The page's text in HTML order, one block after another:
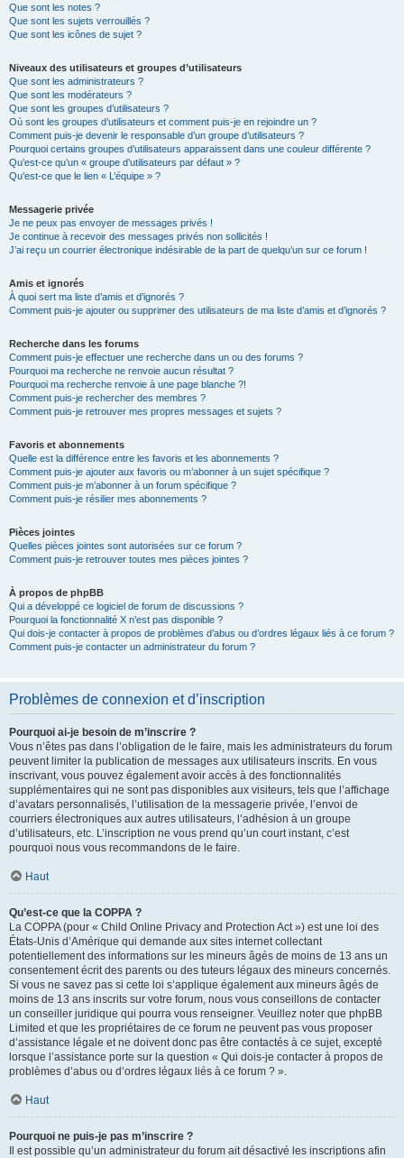
Que sont les notes ?
Que sont les sujets verrouillés ?
Que sont les icônes de sujet ?
Niveaux des utilisateurs et groupes d’utilisateurs
Que sont les administrateurs ?
Que sont les modérateurs ?
Que sont les groupes d’utilisateurs ?
Où sont les groupes d’utilisateurs et comment puis-je en rejoindre un ?
Comment puis-je devenir le responsable d’un groupe d’utilisateurs ?
Pourquoi certains groupes d’utilisateurs apparaissent dans une couleur différente ?
Qu’est-ce qu’un « groupe d’utilisateurs par défaut » ?
Qu’est-ce que le lien « L’équipe » ?
Messagerie privée
Je ne peux pas envoyer de messages privés !
Je continue à recevoir des messages privés non sollicités !
J’ai reçu un courrier électronique indésirable de la part de quelqu’un sur ce forum !
Amis et ignorés
À quoi sert ma liste d’amis et d’ignorés ?
Comment puis-je ajouter ou supprimer des utilisateurs de ma liste d’amis et d’ignorés ?
Recherche dans les forums
Comment puis-je effectuer une recherche dans un ou des forums ?
Pourquoi ma recherche ne renvoie aucun résultat ?
Pourquoi ma recherche renvoie à une page blanche ?!
Comment puis-je rechercher des membres ?
Comment puis-je retrouver mes propres messages et sujets ?
Favoris et abonnements
Quelle est la différence entre les favoris et les abonnements ?
Comment puis-je ajouter aux favoris ou m’abonner à un sujet spécifique ?
Comment puis-je m’abonner à un forum spécifique ?
Comment puis-je résilier mes abonnements ?
Pièces jointes
Quelles pièces jointes sont autorisées sur ce forum ?
Comment puis-je retrouver toutes mes pièces jointes ?
À propos de phpBB
Qui a développé ce logiciel de forum de discussions ?
Pourquoi la fonctionnalité X n’est pas disponible ?
Qui dois-je contacter à propos de problèmes d’abus ou d’ordres légaux liés à ce forum ?
Comment puis-je contacter un administrateur du forum ?
Problèmes de connexion et d’inscription
Pourquoi ai-je besoin de m’inscrire ?
Vous n’êtes pas dans l’obligation de le faire, mais les administrateurs du forum
peuvent limiter la publication de messages aux utilisateurs inscrits. En vous
inscrivant, vous pouvez également avoir accès à des fonctionnalités
supplémentaires qui ne sont pas disponibles aux visiteurs, tels que l’affichage
d’avatars personnalisés, l’utilisation de la messagerie privée, l’envoi de
courriers électroniques aux autres utilisateurs, l’adhésion à un groupe
d’utilisateurs, etc. L’inscription ne vous prend qu’un court instant, c’est
pourquoi nous vous recommandons de le faire.
Haut
Qu’est-ce que la COPPA ?
La COPPA (pour « Child Online Privacy and Protection Act ») est une loi des
États-Unis d’Amérique qui demande aux sites internet collectant
potentiellement des informations sur les mineurs âgés de moins de 13 ans un
consentement écrit des parents ou des tuteurs légaux des mineurs concernés.
Si vous ne savez pas si cette loi s’applique également aux mineurs âgés de
moins de 13 ans inscrits sur votre forum, nous vous conseillons de contacter
un conseiller juridique qui pourra vous renseigner. Veuillez noter que phpBB
Limited et que les propriétaires de ce forum ne peuvent pas vous proposer
d’assistance légale et ne doivent donc pas être contactés à ce sujet, excepté
lorsque l’assistance porte sur la question « Qui dois-je contacter à propos de
problèmes d’abus ou d’ordres légaux liés à ce forum ? ».
Haut
Pourquoi ne puis-je pas m’inscrire ?
Il est possible qu’un administrateur du forum ait désactivé les inscriptions afin